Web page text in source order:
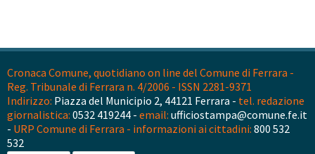
Cronaca Comune, quotidiano on line del Comune di Ferrara -
Reg. Tribunale di Ferrara n. 4/2006 - ISSN 2281-9371
Indirizzo: Piazza del Municipio 2, 44121 Ferrara - tel. redazione
giornalistica: 0532 419244 - email: ufficiostampa@comune.fe.it
- URP Comune di Ferrara - informazioni ai cittadini: 800 532
532